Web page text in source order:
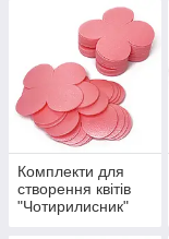
софтина
ізолона
фоамирана
EVA
Комплекти для
створення квітів
"Чотирилисник"